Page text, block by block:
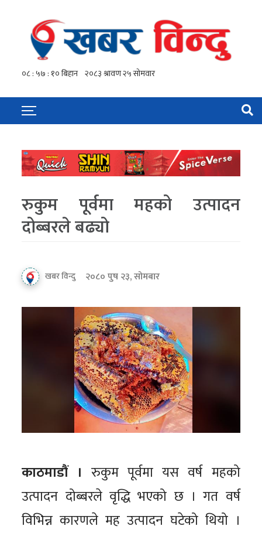
रुकुम पूर्वमा महको उत्पादन
दोब्बरले बढ्यो
खबर विन्दु २०८० पुष २३, सोमबार
काठमाडौं । रुकुम पूर्वमा यस वर्ष महको
उत्पादन दोब्बरले वृद्धि भएको छ । गत वर्ष
विभिन्न कारणले मह उत्पादन घटेको थियो ।